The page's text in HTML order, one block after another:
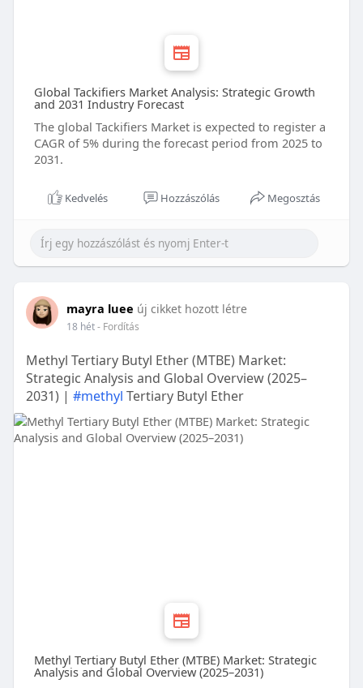
Global Tackifiers Market Analysis: Strategic Growth
and 2031 Industry Forecast
The global Tackifiers Market is expected to register a
CAGR of 5% during the forecast period from 2025 to
2031.
Kedvelés Hozzászólás Megosztás
mayra luee új cikket hozott létre
18 hét- Fordítás
Methyl Tertiary Butyl Ether (MTBE) Market:
Strategic Analysis and Global Overview (2025–
2031) | #methyl Tertiary Butyl Ether
Methyl Tertiary Butyl Ether (MTBE) Market: Strategic
Analysis and Global Overview (2025–2031)